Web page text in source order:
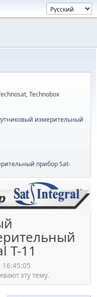
Technobox
измерительный
прибор Sat-
T-11
16:45:05
эту тему.